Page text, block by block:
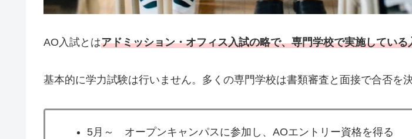
AO入試とはアドミッション・オフィス入試の略で、専門学校で実施している
基本的に学力試験は行いません。多くの専門学校は書類審査と面接で合否を
5月～ オープンキャンパスに参加し、AOエントリー資格を得る